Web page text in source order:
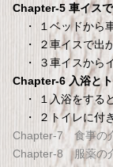
【乗った人
当てる「乗
搭載】 体組
イト BC-754-
【乗った人をピタ
るピタ機能」搭
ホワイト BC-754-
Chapter-5 車イス
・ １ベッドから
・ ２車イスで出
・ ３車イスから
Chapter-6 入浴と
・ １入浴をする
・ ２トイレに付
Chapter-7 食事の
Chapter-8 服薬の